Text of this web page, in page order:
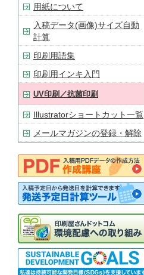
用紙について
入稿データ(画像)サイズ自動
計算
印刷用語集
印刷用インキ入門
UV印刷／抗菌印刷
Illustratorショートカット一覧
メールマガジンの登録・解除